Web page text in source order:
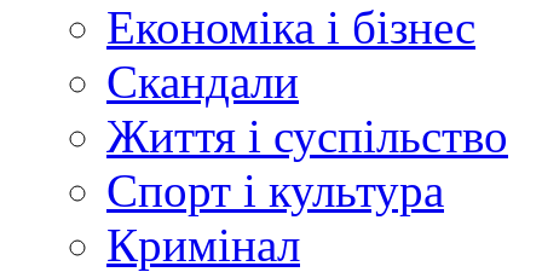
Економіка і бізнес
Скандали
Життя і суспільство
Спорт і культура
Кримінал